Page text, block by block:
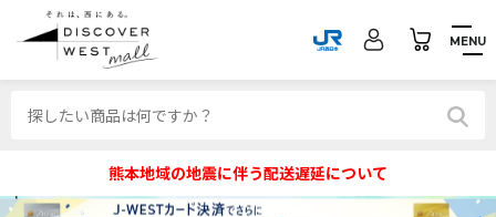
MENU
熊本地域の地震に伴う配送遅延について